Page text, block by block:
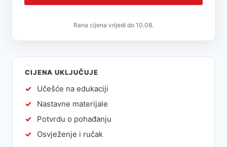
10.08.
CIJENA UKLJUČUJE
Učešće na edukaciji
Nastavne materijale
Potvrdu o pohađanju
Osvježenje i ručak